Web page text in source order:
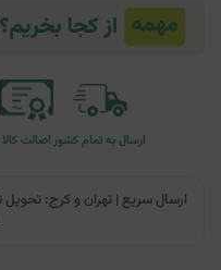
ارسال به تمام کشوراصالت کالا